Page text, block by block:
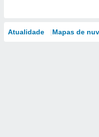
Atualidade Mapas de